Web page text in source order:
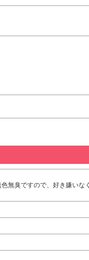
無臭ですので、好き嫌いな